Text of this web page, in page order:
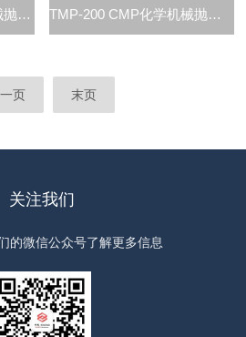
TMP-200S CMP化学机械抛光系统 TMP-200 CMP化学机械抛光系统
页 末页
关注我们
的微信公众号了解更多信息